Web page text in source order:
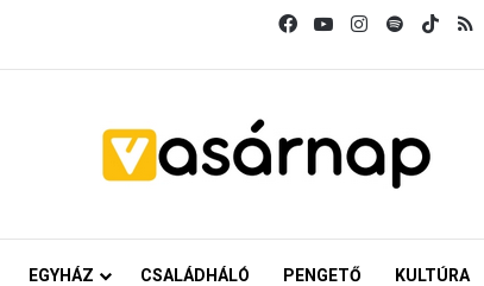
FacebookYouTubeInstagram
SpotifyTikTok
EGYHÁZ CSALÁDHÁLÓ PENGETŐ KULTÚRA